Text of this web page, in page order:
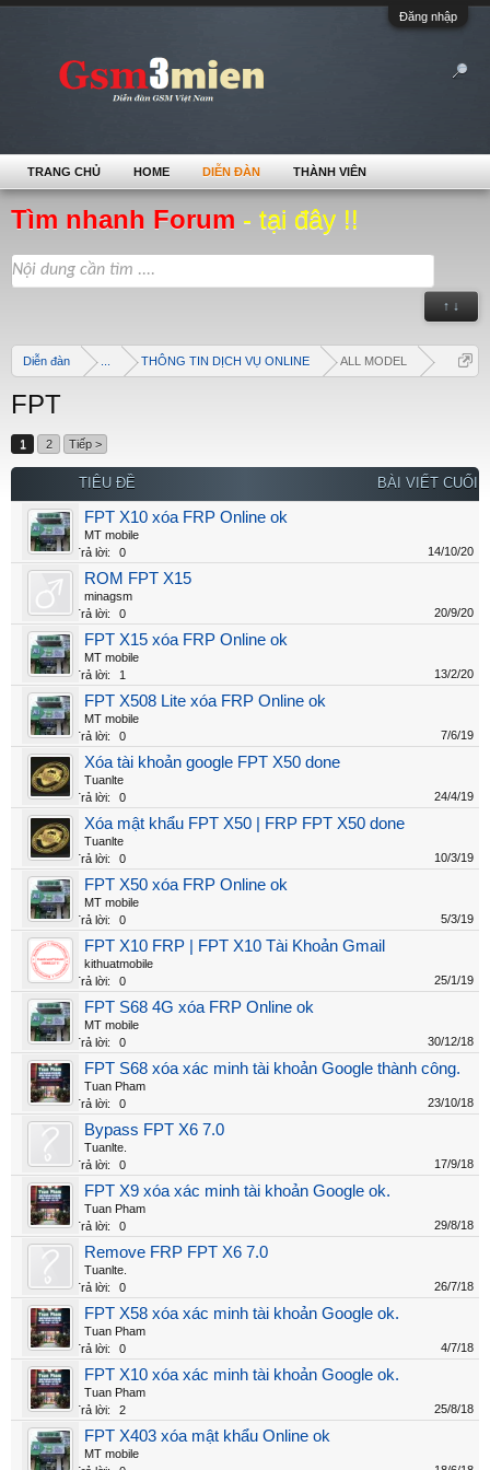
Đăng nhập
Tìm nhanh Forum - tại đây !!
↑ ↓
Diễn đàn THÔNG TIN DỊCH VỤ ONLINE ALL MODEL
FPT
1 2 Tiếp >
TIÊU ĐỀ BÀI VIẾT CUỐI
FPT X10 xóa FRP Online ok
MT mobile
Trả lời:
0 14/10/20
ROM FPT X15
minagsm
Trả lời:
0 20/9/20
FPT X15 xóa FRP Online ok
MT mobile
Trả lời:
1 13/2/20
FPT X508 Lite xóa FRP Online ok
MT mobile
Trả lời:
0 7/6/19
Xóa tài khoản google FPT X50 done
Tuanlte
Trả lời:
0 24/4/19
Xóa mật khẩu FPT X50 | FRP FPT X50 done
Tuanlte
Trả lời:
0 10/3/19
FPT X50 xóa FRP Online ok
MT mobile
Trả lời:
0 5/3/19
FPT X10 FRP | FPT X10 Tài Khoản Gmail
kithuatmobile
Trả lời:
0 25/1/19
FPT S68 4G xóa FRP Online ok
MT mobile
Trả lời:
0 30/12/18
FPT S68 xóa xác minh tài khoản Google thành công.
Tuan Pham
Trả lời:
0 23/10/18
Bypass FPT X6 7.0
Tuanlte.
Trả lời:
0 17/9/18
FPT X9 xóa xác minh tài khoản Google ok.
Tuan Pham
Trả lời:
0 29/8/18
Remove FRP FPT X6 7.0
Tuanlte.
Trả lời:
0 26/7/18
FPT X58 xóa xác minh tài khoản Google ok.
Tuan Pham
Trả lời:
0 4/7/18
FPT X10 xóa xác minh tài khoản Google ok.
Tuan Pham
Trả lời:
2 25/8/18
FPT X403 xóa mật khẩu Online ok
MT mobile
TRANG CHỦ HOME DIỄN ĐÀN THÀNH VIÊN